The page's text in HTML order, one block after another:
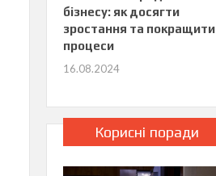
бізнесу: як досягти
зростання та покращити
процеси
16.08.2024
Корисні поради